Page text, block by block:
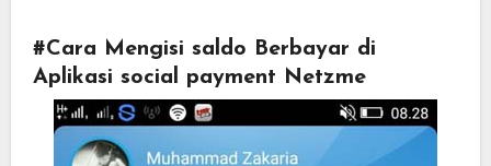
#Cara Mengisi saldo Berbayar di
Aplikasi social payment Netzme